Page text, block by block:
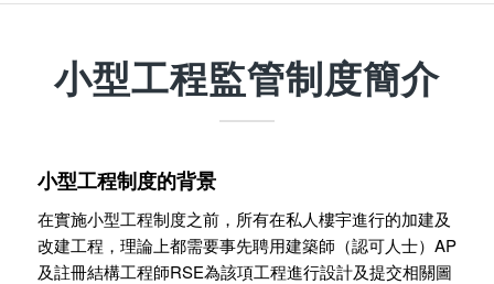
小型工程監管制度簡介
小型工程制度的背景
在實施小型工程制度之前，所有在私人樓宇進行的加建及
改建工程，理論上都需要事先聘用建築師（認可人士）AP
及註冊結構工程師RSE為該項工程進行設計及提交相關圖